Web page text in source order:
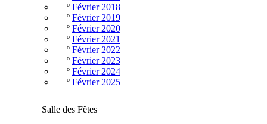
º Février 2018
º Février 2019
º Février 2020
º Février 2021
º Février 2022
º Février 2023
º Février 2024
º Février 2025
Salle des Fêtes